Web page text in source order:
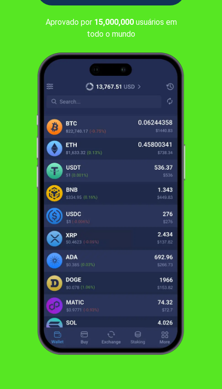
Aprovado por 15,000,000usuários em
todo o mundo